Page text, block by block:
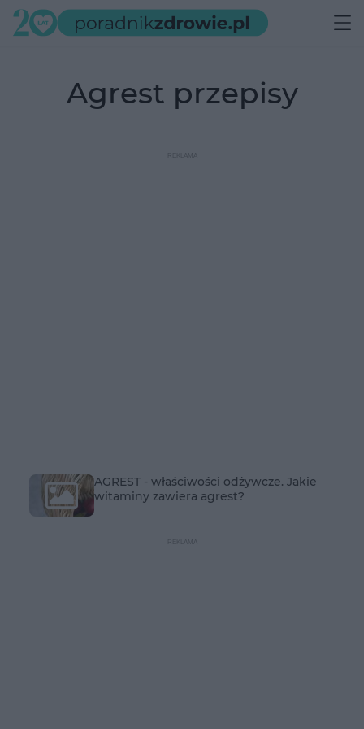
agrest przepisy
AGREST - właściwości odżywcze. Jakie
witaminy zawiera agrest?